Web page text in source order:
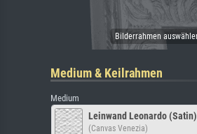
Medium & Keilrahmen
Medium
Leinwand Leonardo (Satin)
(Canvas Venezia)